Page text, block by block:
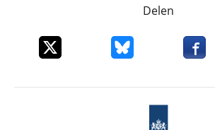
Delen
Deel dit item op XDeel dit item opDeel